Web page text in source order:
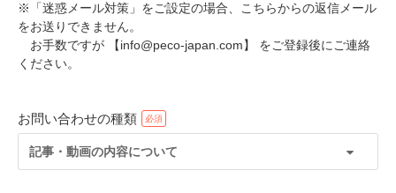
※「迷惑メール対策」をご設定の場合、こちらからの返信メール
をお送りできません。
お手数ですが 【info@peco-japan.com】 をご登録後にご連絡
ください。
お問い合わせの種類
記事・動画の内容について